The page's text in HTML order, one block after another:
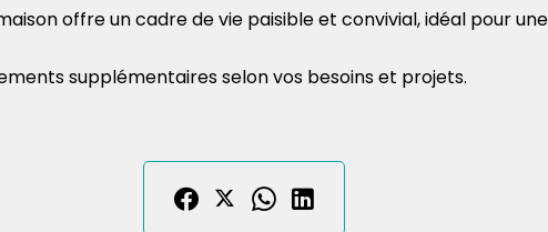
offre un cadre de vie paisible et convivial, idéal pour
supplémentaires selon vos besoins et projets.